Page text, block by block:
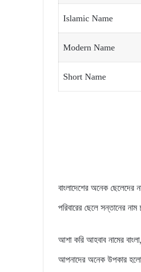
Islamic Name
Modern Name
Short Name
বাংলাদেশের অনেক
পরিবারের ছেলে সন্তানের
আশা করি আহবাব নামের
আপনাদের অনেক উপকার হলো।